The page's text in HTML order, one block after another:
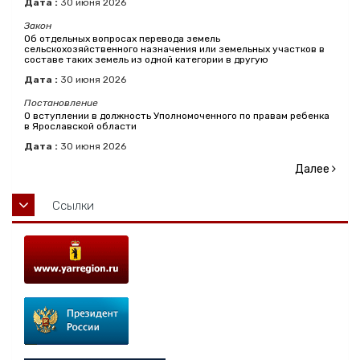
Закон
Об отдельных вопросах перевода земель
сельскохозяйственного назначения или земельных участков в
составе таких земель из одной категории в другую
Дата : 30 июня 2026
Постановление
О вступлении в должность Уполномоченного по правам ребенка
в Ярославской области
Дата : 30 июня 2026
Далее
Ссылки